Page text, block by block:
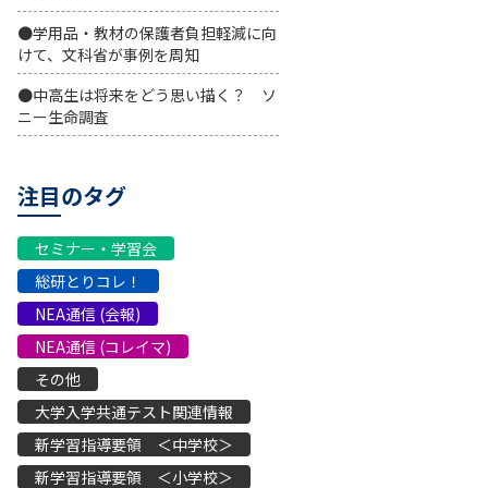
●学用品・教材の保護者負担軽減に向
けて、文科省が事例を周知
●中高生は将来をどう思い描く？ ソ
ニー生命調査
注目のタグ
セミナー・学習会
総研とりコレ！
NEA通信 (会報)
NEA通信 (コレイマ)
その他
大学入学共通テスト関連情報
新学習指導要領 ＜中学校＞
新学習指導要領 ＜小学校＞